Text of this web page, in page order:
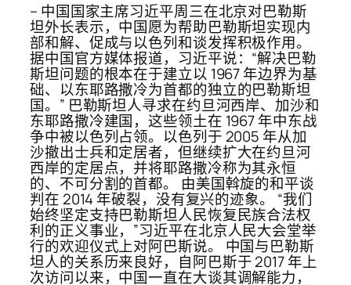
– 中国国家主席习近平周三在北京对巴勒斯
坦外长表示，中国愿为帮助巴勒斯坦实现内
部和解、促成与以色列和谈发挥积极作用。
据中国官方媒体报道，习近平说：“解决巴勒
斯坦问题的根本在于建立以 1967 年边界为基
础、以东耶路撒冷为首都的独立的巴勒斯坦
国。” 巴勒斯坦人寻求在约旦河西岸、加沙和
东耶路撒冷建国，这些领土在 1967 年中东战
争中被以色列占领。以色列于 2005 年从加
沙撤出士兵和定居者，但继续扩大在约旦河
西岸的定居点，并将耶路撒冷称为其永恒
的、不可分割的首都。 由美国斡旋的和平谈
判在 2014 年破裂，没有复兴的迹象。 “我们
始终坚定支持巴勒斯坦人民恢复民族合法权
利的正义事业，”习近平在北京人民大会堂举
行的欢迎仪式上对阿巴斯说。 中国与巴勒斯
坦人的关系历来良好，自阿巴斯于 2017 年上
次访问以来，中国一直在大谈其调解能力，